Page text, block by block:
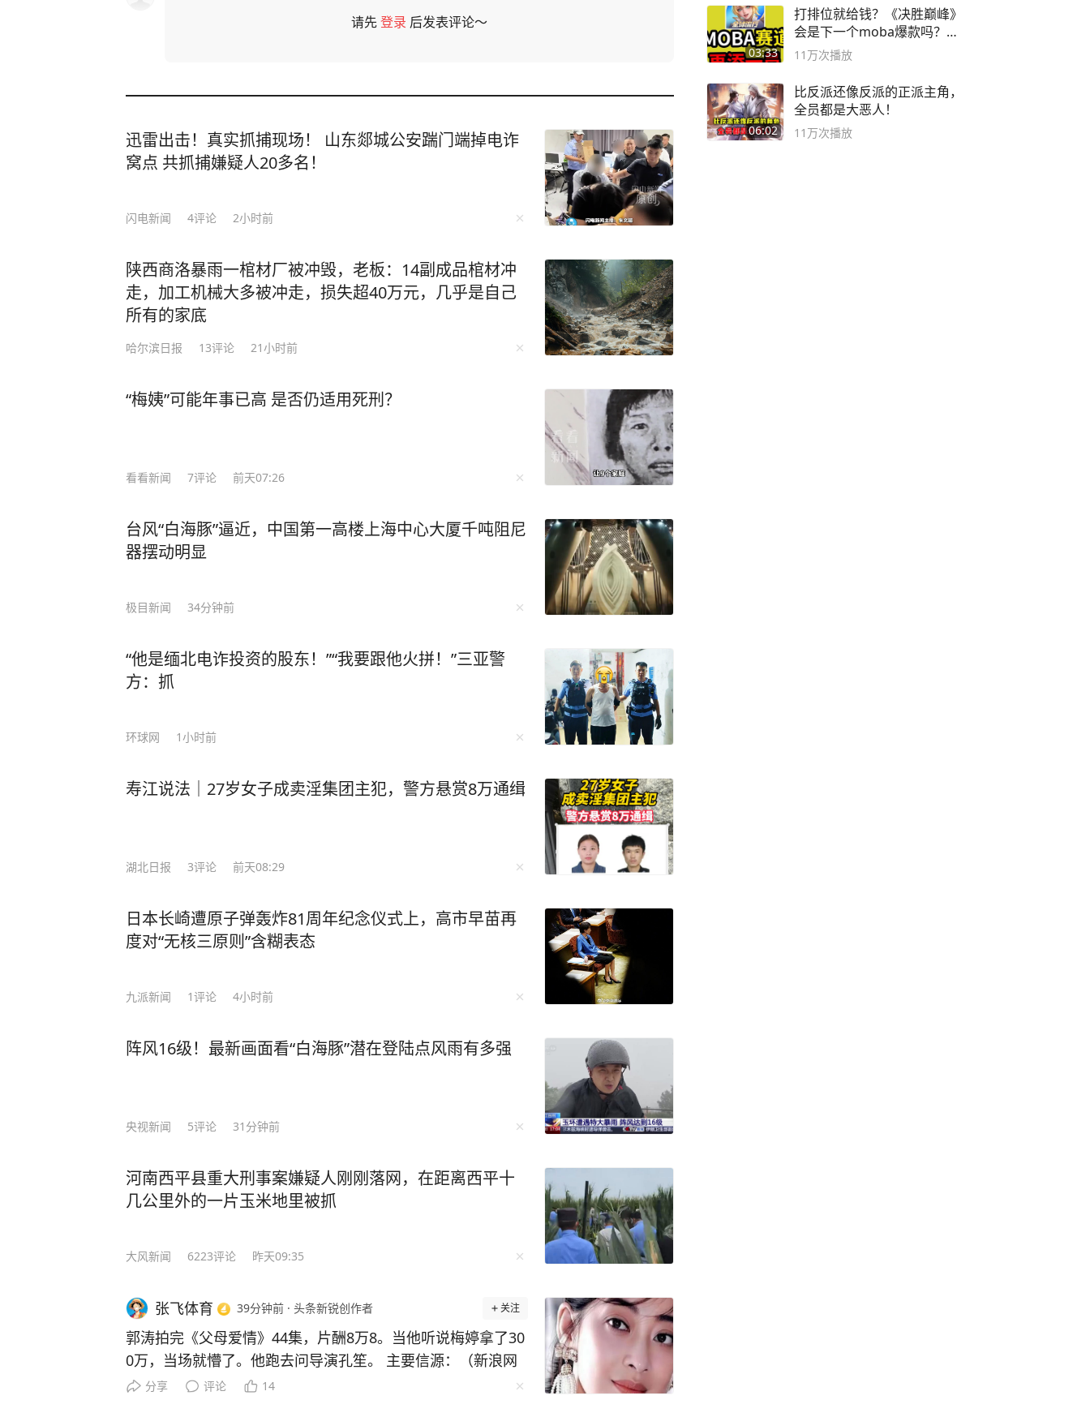
请先登录 后发表评论～
迅雷出击！真实抓捕现场！ 山东郯城公安踹门端掉电诈
窝点 共抓捕嫌疑人20多名！
闪电新闻 4评论 2小时前
陕西商洛暴雨一棺材厂被冲毁，老板：14副成品棺材冲
走，加工机械大多被冲走，损失超40万元，几乎是自己
所有的家底
哈尔滨日报 13评论 21小时前
“梅姨”可能年事已高 是否仍适用死刑？
看看新闻 7评论 前天07:26
台风“白海豚”逼近，中国第一高楼上海中心大厦千吨阻尼
器摆动明显
极目新闻 34分钟前
“他是缅北电诈投资的股东！”“我要跟他火拼！”三亚警
方：抓
环球网 1小时前
寿江说法｜27岁女子成卖淫集团主犯，警方悬赏8万通缉
湖北日报 3评论 前天08:29
日本长崎遭原子弹轰炸81周年纪念仪式上，高市早苗再
度对“无核三原则”含糊表态
九派新闻 1评论 4小时前
阵风16级！最新画面看“白海豚”潜在登陆点风雨有多强
央视新闻 5评论 31分钟前
河南西平县重大刑事案嫌疑人刚刚落网，在距离西平十
几公里外的一片玉米地里被抓
大风新闻 6223评论 昨天09:35
张飞体育 39分钟前 · 头条新锐创作者 关注
郭涛拍完《父母爱情》44集，片酬8万8。当他听说梅婷拿了30
0万，当场就懵了。他跑去问导演孔笙。 主要信源：（新浪网
——下一位满贯视后，还是她吗） 2012年冬天，《父母爱情》
分享 评论 14
03:33
打排位就给钱？《决胜巅峰》
会是下一个moba爆款吗？#
决胜巅峰
11万次播放
06:02
比反派还像反派的正派主角，
全员都是大恶人！
11万次播放